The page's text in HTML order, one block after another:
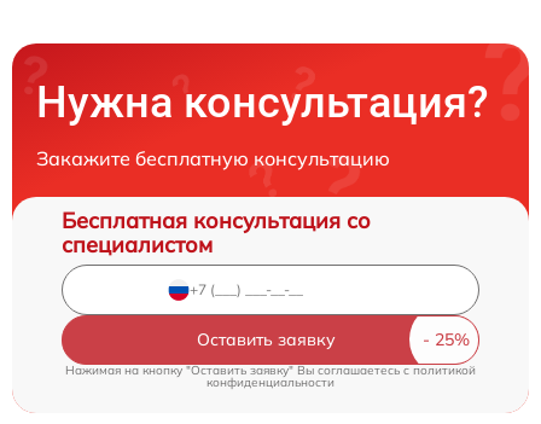
Нужна консультация?
Закажите бесплатную консультацию
Бесплатная консультация со
специалистом
Оставить заявку
Нажимая на кнопку "Оставить заявку" Вы соглашаетесь cполитикой
конфиденциальности